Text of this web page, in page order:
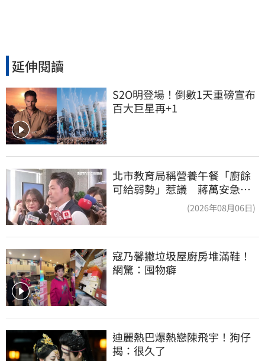
延伸閱讀
S2O明登場！倒數1天重磅宣布
百大巨星再+1
北市教育局稱營養午餐「廚餘
可給弱勢」惹議 蔣萬安急
(2026年08月06日)
寇乃馨撇垃圾屋廚房堆滿鞋！
網驚：囤物癖
迪麗熱巴爆熱戀陳飛宇！狗仔
揭：很久了